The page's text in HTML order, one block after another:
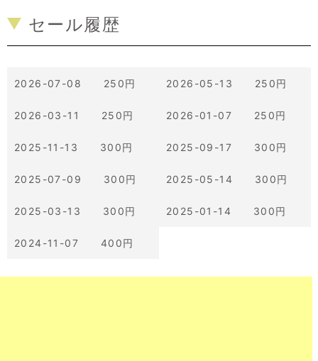
セール履歴
2026-07-08 250円 2026-05-13 250円
2026-03-11 250円 2026-01-07 250円
2025-11-13 300円 2025-09-17 300円
2025-07-09 300円 2025-05-14 300円
2025-03-13 300円 2025-01-14 300円
2024-11-07 400円